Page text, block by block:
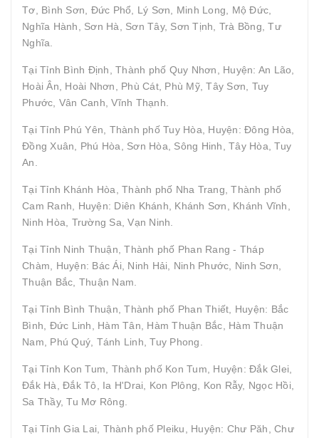
Tơ, Bình Sơn, Đức Phổ, Lý Sơn, Minh Long, Mộ Đức,
Nghĩa Hành, Sơn Hà, Sơn Tây, Sơn Tịnh, Trà Bồng, Tư
Nghĩa.
Tại Tỉnh Bình Định, Thành phố Quy Nhơn, Huyện: An Lão,
Hoài Ân, Hoài Nhơn, Phù Cát, Phù Mỹ, Tây Sơn, Tuy
Phước, Vân Canh, Vĩnh Thạnh.
Tại Tỉnh Phú Yên, Thành phố Tuy Hòa, Huyện: Đông Hòa,
Đồng Xuân, Phú Hòa, Sơn Hòa, Sông Hinh, Tây Hòa, Tuy
An.
Tại Tỉnh Khánh Hòa, Thành phố Nha Trang, Thành phố
Cam Ranh, Huyện: Diên Khánh, Khánh Sơn, Khánh Vĩnh,
Ninh Hòa, Trường Sa, Vạn Ninh.
Tại Tỉnh Ninh Thuận, Thành phố Phan Rang - Tháp
Chàm, Huyện: Bác Ái, Ninh Hải, Ninh Phước, Ninh Sơn,
Thuận Bắc, Thuận Nam.
Tại Tỉnh Bình Thuận, Thành phố Phan Thiết, Huyện: Bắc
Bình, Đức Linh, Hàm Tân, Hàm Thuận Bắc, Hàm Thuận
Nam, Phú Quý, Tánh Linh, Tuy Phong.
Tại Tỉnh Kon Tum, Thành phố Kon Tum, Huyện: Đắk Glei,
Đắk Hà, Đắk Tô, Ia H'Drai, Kon Plông, Kon Rẫy, Ngọc Hồi,
Sa Thầy, Tu Mơ Rông.
Tại Tỉnh Gia Lai, Thành phố Pleiku, Huyện: Chư Păh, Chư